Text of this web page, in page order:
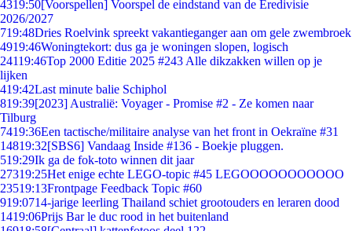
4319:50[Voorspellen] Voorspel de eindstand van de Eredivisie
2026/2027
719:48Dries Roelvink spreekt vakantieganger aan om gele zwembroek
4919:46Woningtekort: dus ga je woningen slopen, logisch
24119:46Top 2000 Editie 2025 #243 Alle dikzakken willen op je
lijken
419:42Last minute balie Schiphol
819:39[2023] Australië: Voyager - Promise #2 - Ze komen naar
Tilburg
7419:36Een tactische/militaire analyse van het front in Oekraïne #31
14819:32[SBS6] Vandaag Inside #136 - Boekje pluggen.
519:29Ik ga de fok-toto winnen dit jaar
27319:25Het enige echte LEGO-topic #45 LEGOOOOOOOOOOO
23519:13Frontpage Feedback Topic #60
919:0714-jarige leerling Thailand schiet grootouders en leraren dood
1419:06Prijs Bar le duc rood in het buitenland